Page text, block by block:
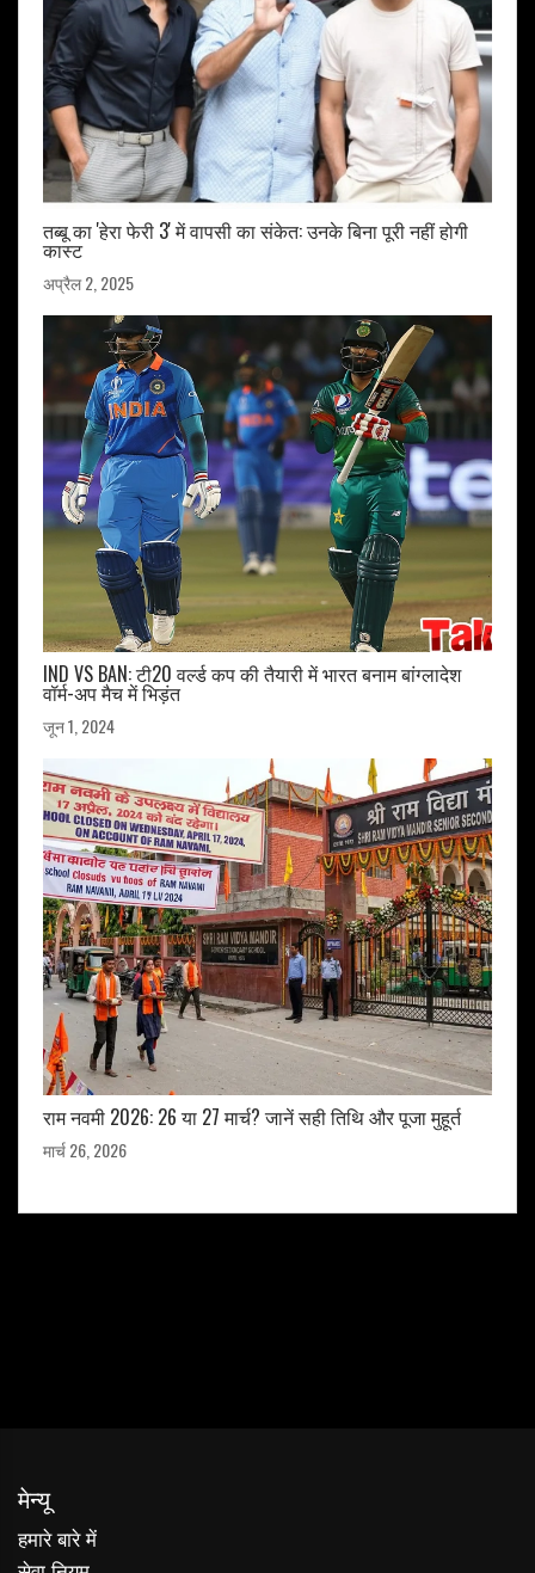
तब्बू का 'हेरा फेरी 3' में वापसी का संकेत: उनके बिना पूरी नहीं होगी
कास्ट
अप्रैल 2, 2025
IND VS BAN: टी20 वर्ल्ड कप की तैयारी में भारत बनाम बांग्लादेश
वॉर्म-अप मैच में भिड़ंत
जून 1, 2024
राम नवमी 2026: 26 या 27 मार्च? जानें सही तिथि और पूजा मुहूर्त
मार्च 26, 2026
मेन्यू
हमारे बारे में